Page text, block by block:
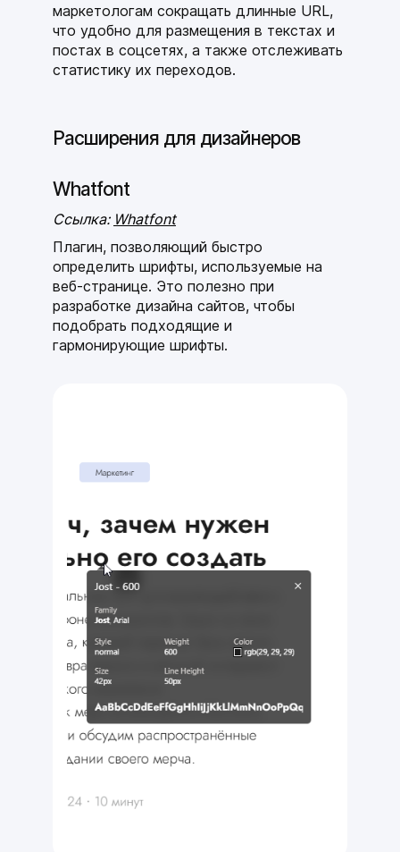
маркетологам сокращать длинные URL,
что удобно для размещения в текстах и
постах в соцсетях, а также отслеживать
статистику их переходов.
Расширения для дизайнеров
Whatfont
Ссылка: Whatfont
Плагин, позволяющий быстро
определить шрифты, используемые на
веб-странице. Это полезно при
разработке дизайна сайтов, чтобы
подобрать подходящие и
гармонирующие шрифты.